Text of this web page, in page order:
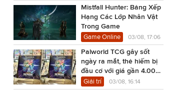
Mistfall Hunter: Bảng Xếp
Hạng Các Lớp Nhân Vật
Trong Game
Game Online 03/08, 17:06
Palworld TCG gây sốt
ngày ra mắt, thẻ hiếm bị
đầu cơ với giá gần 4.000
USD
Giải trí 03/08, 16:14